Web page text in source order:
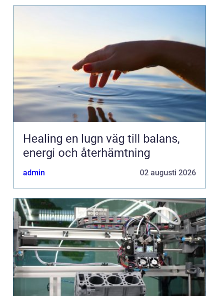
Healing en lugn väg till balans,
energi och återhämtning
admin 02 augusti 2026